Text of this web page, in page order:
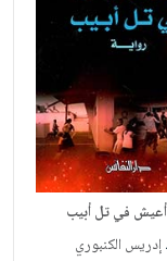
في تل أبيب
إدريس الكنبوري